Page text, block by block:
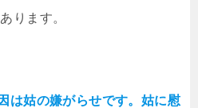
ります。
姑の嫌がらせです。姑に慰